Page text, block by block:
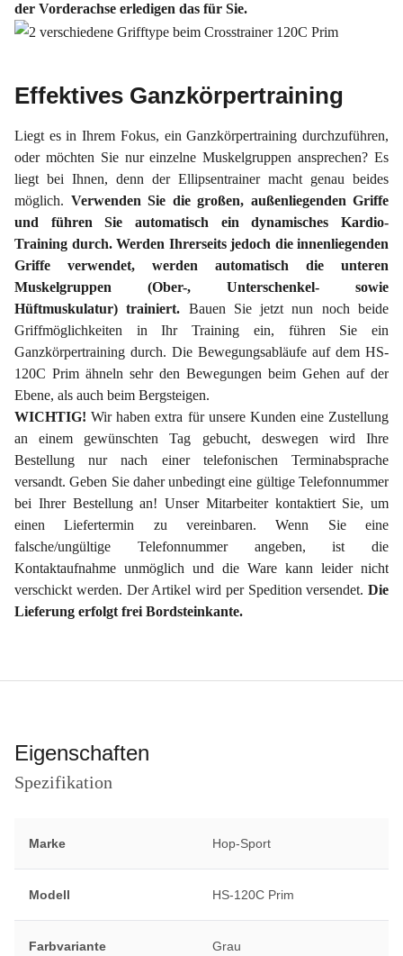
der Vorderachse erledigen das für Sie.
Effektives Ganzkörpertraining
Liegt es in Ihrem Fokus, ein Ganzkörpertraining durchzuführen,
oder möchten Sie nur einzelne Muskelgruppen ansprechen? Es
liegt bei Ihnen, denn der Ellipsentrainer macht genau beides
möglich. Verwenden Sie die großen, außenliegenden Griffe
und führen Sie automatisch ein dynamisches Kardio-
Training durch. Werden Ihrerseits jedoch die innenliegenden
Griffe verwendet, werden automatisch die unteren
Muskelgruppen (Ober-, Unterschenkel- sowie
Hüftmuskulatur) trainiert. Bauen Sie jetzt nun noch beide
Griffmöglichkeiten in Ihr Training ein, führen Sie ein
Ganzkörpertraining durch. Die Bewegungsabläufe auf dem HS-
120C Prim ähneln sehr den Bewegungen beim Gehen auf der
Ebene, als auch beim Bergsteigen.
WICHTIG!Wir haben extra für unsere Kunden eine Zustellung
an einem gewünschten Tag gebucht, deswegen wird Ihre
Bestellung nur nach einer telefonischen Terminabsprache
versandt. Geben Sie daher unbedingt eine gültige Telefonnummer
bei Ihrer Bestellung an! Unser Mitarbeiter kontaktiert Sie, um
einen Liefertermin zu vereinbaren. Wenn Sie eine
falsche/ungültige Telefonnummer angeben, ist die
Kontaktaufnahme unmöglich und die Ware kann leider nicht
verschickt werden. Der Artikel wird per Spedition versendet. Die
Lieferung erfolgt frei Bordsteinkante.
Eigenschaften
Spezifikation
Marke Hop-Sport
Modell HS-120C Prim
Farbvariante Grau